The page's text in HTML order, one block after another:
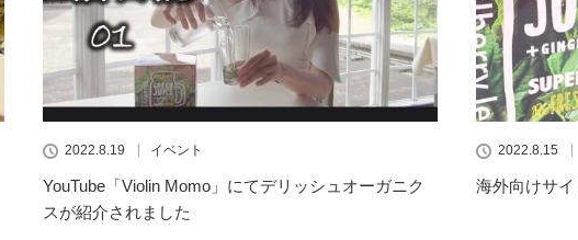
2022.8.19 イベント
YouTube「Violin Momo」にてデリッシュオーガニク
スが紹介されました
2022.8.15
海外向けサ